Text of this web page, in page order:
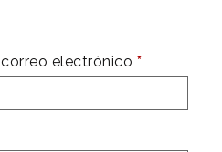
electrónico *